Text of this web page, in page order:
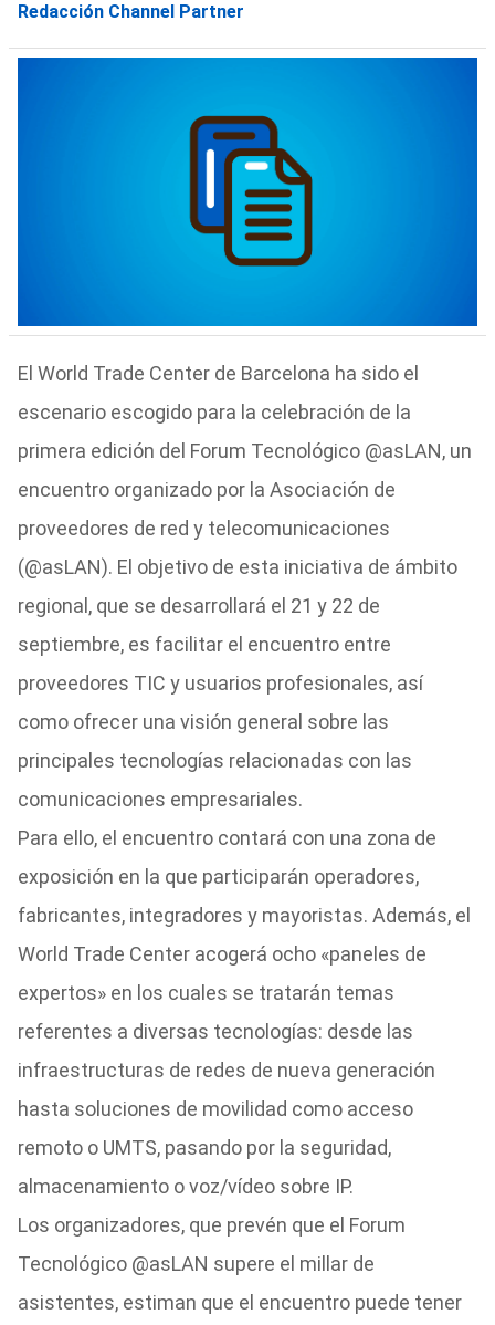
Redacción Channel Partner
El World Trade Center de Barcelona ha sido el
escenario escogido para la celebración de la
primera edición del Forum Tecnológico @asLAN, un
encuentro organizado por la Asociación de
proveedores de red y telecomunicaciones
(@asLAN). El objetivo de esta iniciativa de ámbito
regional, que se desarrollará el 21 y 22 de
septiembre, es facilitar el encuentro entre
proveedores TIC y usuarios profesionales, así
como ofrecer una visión general sobre las
principales tecnologías relacionadas con las
comunicaciones empresariales.
Para ello, el encuentro contará con una zona de
exposición en la que participarán operadores,
fabricantes, integradores y mayoristas. Además, el
World Trade Center acogerá ocho «paneles de
expertos» en los cuales se tratarán temas
referentes a diversas tecnologías: desde las
infraestructuras de redes de nueva generación
hasta soluciones de movilidad como acceso
remoto o UMTS, pasando por la seguridad,
almacenamiento o voz/vídeo sobre IP.
Los organizadores, que prevén que el Forum
Tecnológico @asLAN supere el millar de
asistentes, estiman que el encuentro puede tener